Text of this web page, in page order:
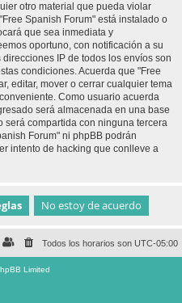
otro material que pueda violar
Spanish Forum" está instalado o
que sea inmediata y
oportuno, con notificación a su
IP de todos los envíos son
condiciones. Acuerda que "Free
editar, mover o cerrar cualquier tema
Como usuario acuerda
será almacenada en una base
será compartida con ninguna tercera
Forum" ni phpBB podrán
intento de hacking que conlleve a
Todos los horarios son UTC-05:00
Limited